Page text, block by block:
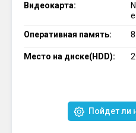
Видеокарта:
Оперативная память:
Место на диске(HDD):
Пойдет ли